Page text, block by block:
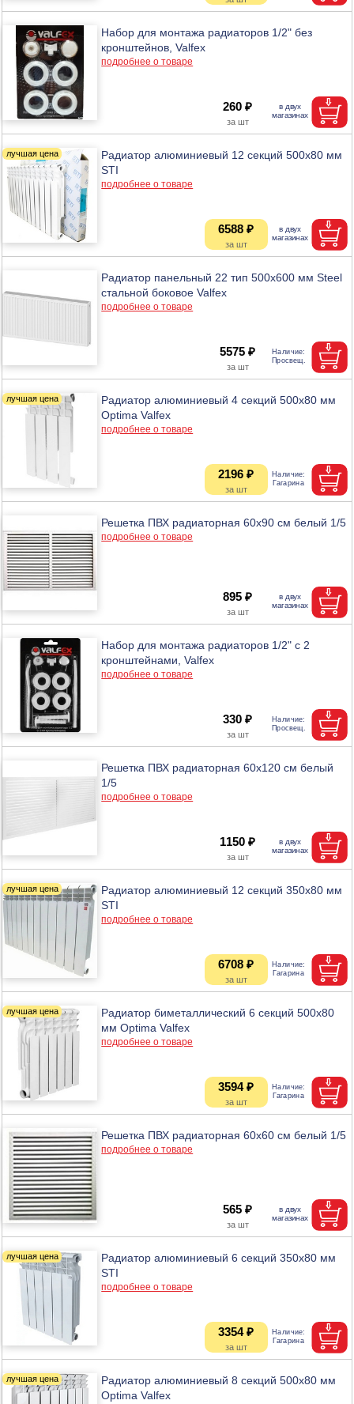
Набор для монтажа радиаторов 1/2" без
кронштейнов, Valfex
подробнее о товаре
260 ₽
Радиатор алюминиевый 12 секций 500х80 мм
STI
подробнее о товаре
6588 ₽
Радиатор панельный 22 тип 500х600 мм Steel
стальной боковое Valfex
подробнее о товаре
5575 ₽
Радиатор алюминиевый 4 секций 500х80 мм
Optima Valfex
подробнее о товаре
2196 ₽
Решетка ПВХ радиаторная 60х90 см белый 1/5
подробнее о товаре
895 ₽
Набор для монтажа радиаторов 1/2" с 2
кронштейнами, Valfex
подробнее о товаре
330 ₽
Решетка ПВХ радиаторная 60х120 см белый
1/5
подробнее о товаре
1150 ₽
Радиатор алюминиевый 12 секций 350х80 мм
STI
подробнее о товаре
6708 ₽
Радиатор биметаллический 6 секций 500х80
мм Optima Valfex
подробнее о товаре
3594 ₽
Решетка ПВХ радиаторная 60х60 см белый 1/5
подробнее о товаре
565 ₽
Радиатор алюминиевый 6 секций 350х80 мм
STI
подробнее о товаре
3354 ₽
Радиатор алюминиевый 8 секций 500х80 мм
Optima Valfex